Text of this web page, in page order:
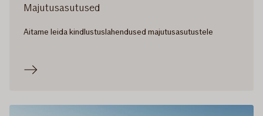
Majutusasutused
Aitame leida kindlustuslahendused majutusasutustele